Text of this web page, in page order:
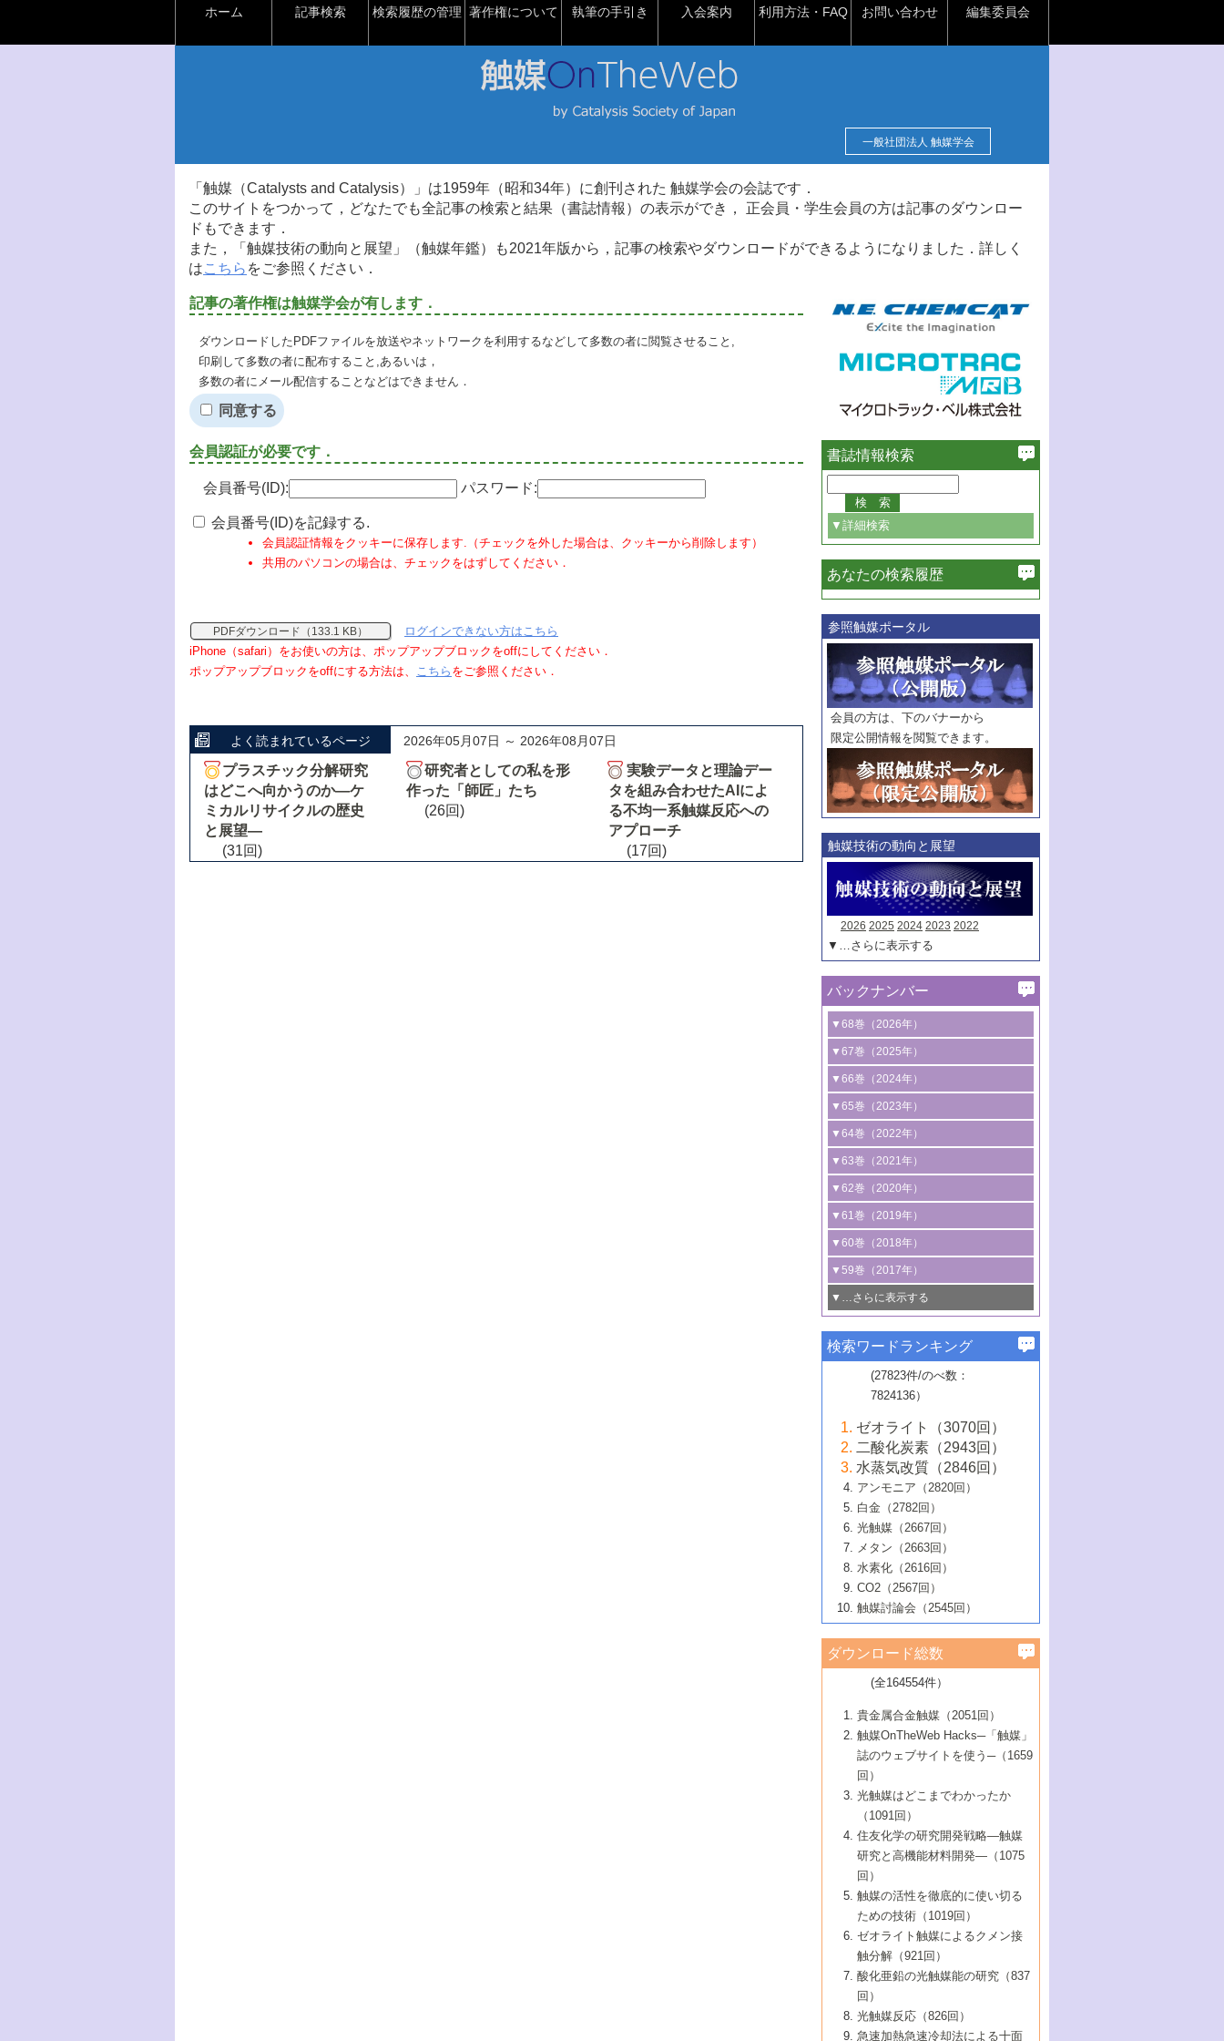
ホーム 記事検索 検索履歴の管理 著作権について 執筆の手引き 入会案内 利用方法・FAQ お問い合わせ 編集委員会
一般社団法人 触媒学会
「触媒（Catalysts and Catalysis）」は1959年（昭和34年）に創刊された 触媒学会の会誌です．
このサイトをつかって，どなたでも全記事の検索と結果（書誌情報）の表示ができ， 正会員・学生会員の方は記事のダウンロー
ドもできます．
また，「触媒技術の動向と展望」（触媒年鑑）も2021年版から，記事の検索やダウンロードができるようになりました．詳しく
はこちら をご参照ください．
記事の著作権は触媒学会が有します．
ダウンロードしたPDFファイルを放送やネットワークを利用するなどして多数の者に閲覧させること,
印刷して多数の者に配布すること,あるいは，
多数の者にメール配信することなどはできません．
同意する
会員認証が必要です．
会員番号(ID): パスワード:
会員番号(ID)を記録する.
会員認証情報をクッキーに保存します.（チェックを外した場合は、クッキーから削除します）
共用のパソコンの場合は、チェックをはずしてください．
PDFダウンロード（133.1 KB）
ログインできない方はこちら
iPhone（safari）をお使いの方は、ポップアップブロックをoffにしてください．
ポップアップブロックをoffにする方法は、 こちら をご参照ください．
よく読まれているページ 2026年05月07日 ～ 2026年08月07日
プラスチック分解研究
はどこへ向かうのか―ケ
ミカルリサイクルの歴史
と展望―
(31回)
研究者としての私を形
作った「師匠」たち
(26回)
実験データと理論デー
タを組み合わせたAIによ
る不均一系触媒反応への
アプローチ
(17回)
書誌情報検索
▼詳細検索
必ず含む
巻・号指定
巻
号
範囲指定
巻
号～
巻
号
触媒年鑑
年度
記事種別
マーク：
マークあり
あなたの検索履歴
参照触媒ポータル
会員の方は、下のバナーから
限定公開情報を閲覧できます。
触媒技術の動向と展望
2026 2025 2024 2023 2022
▼…さらに表示する
バックナンバー
▼68巻（2026年）
1号 過酸化水素合成に関する研究動向
2号 コンピューター技術により加速する
触媒開発
3号 有機分子変換やCO 資源化のための
光触媒に関する最近の研究
B号 第137回触媒討論会（2026年）
▼67巻（2025年）
1号 CO
水素化によるグリーン燃料/グリ
ーンケミカル製造
2号 水素製造のための水分解技術に関す
る最近の研究
3号 オレフィン系樹脂の精密合成に関す
る最新技術
4号 アルコール類の効率的変換を実現す
る非貴金属触媒の研究動向
5号 ゼオライトの合成と応用における研
究動向
6号 ヘテロ接合界面
B号 第135回触媒討論会（2025年）
▼66巻（2024年）
1号 低次元ナノ構造を有する触媒材料
2号 規制反応場を活用した固体触媒研究
の新展開
3号 未踏分子変換を目指した酸化触媒プ
ロセスの最前線
4号 シンクロトロン放射光および中性子
線を利用した触媒解析技術の最先端
5号 単原子触媒
6号 参照触媒委員会からのお知らせ
B号 第133回触媒討論会（2023年）
▼65巻（2023年）
1号 炭素が関わる触媒機能
2号 プラスチックケミカルリサイクルの
ための触媒技術
3号 非酸化物系金属化合物を基盤とした
触媒材料の開発
4号 格子酸素・格子酸素欠陥を利用した
触媒反応
5号 生体触媒によるエネルギー変換反応
6号 窒素とリンの循環のための触媒・機
能性材料
▼64巻（2022年）
1号 合成ガス製造とCOを用いるケミカル
ズ合成の最新動向
2号 化学品合成のための合金触媒開発
3号 CO の排出削減および有効活用のた
めの触媒技術
4号 若手による情報発信企画～とびたて
若き触媒の研究者たち～（1）
若き触媒の研究者たち～（2）
6号 石油のノーブル・ユースを志向した
触媒技術
大学：オンライン・対面開催）
▼63巻（2021年）
1号 金触媒の新展開
2号 ペロブスカイト
3号 特殊反応場を利用した触媒的分子変
換反応
4号 多孔質材料を用いた触媒の新展開
5号 情報学的手法を用いた触媒開発
6号 カーボンニュートラルに向けた電解
技術
B号 第127回触媒討論会（2021年・オン
ライン開催(Zoom)のみ）
▼62巻（2020年）
1号 触媒設計を拓く欠陥構造のキャラク
タリゼーション
2号 機能化学品製造に資するクリーンな
触媒的酸化反応
3号 水処理のための触媒化学
4号 光触媒を用いた水分解の最新の研究
動向
5号 次世代の触媒プロセスを支えるマイ
6号 メタン転換技術の最新動向
B号 第125回触媒討論会（2020年・工学
院大学）
▼61巻（2019年）
1号 物質移動制御に着目した触媒プロセ
ス開発
2号 CO2 フリー水素サプライチェーンに
関わる触媒開発動向
3号 精密高分子合成に関する最近の研究
動向
4号 バイオマス化成品製造のための触媒
5号 固体触媒による含窒素有機化合物変
換の最前線
6号 貴金属使用量低減に向けた自動車排
ガス浄化触媒の開発
B号 第123回触媒討論会（2019年・大阪
▼60巻（2018年）
1号 固体酸触媒の最新の研究動向
2号 二酸化炭素からの有用化学品合成
3号 ナノ粒子・クラスター触媒の最前線
4号 60周年記念企画
5号 進化するゼオライト合成技術
6号 非貴金属系触媒における電気化学的
B号 第121回触媒討論会（2018年・東京
大学）
▼59巻（2017年）
1号 いたるところに，触媒
最先端技術
3号 無機分離膜材料の開発と触媒反応プ
ロセスへの適用
5号 水素のふるまいを解き明かす最先端
研究
6号 低級アルカンの有効利用のための触
媒技術
B号 第119回触媒討論会（2017年・首都
大学東京）
▼…さらに表示する
1号 ユニークな構造の高分子を生み出す触
2号 リグニンからの化成品製造に向けた触
媒技術
3号 触媒研究の最先端～とびたて若き研究
者たち～（1）
4号 触媒研究の最先端～とびたて若き研究
者たち～（2）
5号 触媒研究の最先端～とびたて若き研究
者たち～（3）
6号 イオニクス材料と燃料電池・電解合成
の最新の研究動向
B号 第117回触媒討論会（2016年・大阪府
立大学）
▼57巻（2015年）
1号 水素キャリアにかかわる触媒技術の新
2号 石油精製用触媒の最近の進展
3号 固体酸化物形燃料電池（SOFC）におけ
るアノード触媒上での燃料直接改質技術
4号 コアシェル構造の制御による触媒機能
5号 工業触媒およびその周辺技術の最近の
進歩
6号 ナノシート
B号 第115回触媒討論会（2015年・成蹊大
▼56巻（2014年）
2号 光触媒反応機構に関する最新の研究動
向
開発動向
4号 人工光合成に向けた近年のアプローチ
5号 未利用熱エネルギーの有効活用に貢献
する触媒技術
6号 ポリオキソメタレート
B号 第113回触媒討論会（2014年・ロワジ
ールホテル豊橋）
1号 高耐久性燃料電池システム用触媒にお
ける新展開
2号 リビングラジカル重合の最近の動向
3号 天然ガスの化学工業的展開に関する触
媒技術
4号 貴金属触媒の精密構造制御とその活用
5号 バイオマス化成品製造のための固体触
6号 ナノ空間─吸着状態解析から新機能開拓
B号 第111回触媒討論会（2013年・関西大
▼54巻（2012年）
1号 規則性多孔体の利用技術における最近
の進歩
2号 第109回触媒討論会
3号 貴金属低減技術の最新動向
4号 貴金属代替技術の最新動向
5号 光触媒による物質変換反応の新展開
6号 グラフェン
7号 水素を利用する化成品合成の新潮流
▼53巻（2011年）
1号 金属学から見る合金触媒の新展開
2号 第107回触媒討論会
3号 触媒のその場観察法の進歩（１）
4号 触媒のその場観察法の進歩（２）
5号 不活性結合の触媒的活性化による有機
合成
6号 新しい固体酸触媒技術
7号 ゼオライト合成における最近の進歩
▼52巻（2010年）
1号 触媒の劣化対策と長寿命触媒開発
2号 第105回触媒討論会
3号 ナノ構造が拓く新機能
4号 活性サイトおよびその環境の精密な設
計による触媒の高機能化
5号 触媒を有効に使うための技術
7号 有機分子触媒による精密有機合成
8号 高機能化ポリオレフィンに向けた重合
触媒の最近の進展
1号 炭素材料－熱い注目を集める材料－
2号 第103回触媒討論会
3号 環境浄化用光触媒の現状と課題
4号 水素社会の実現に向けた水素製造・貯
蔵技術の進歩
5号 CO2が関わる触媒・材料
7号 持続可能社会実現のための触媒および
触媒関連技術
▼50巻（2008年）
1号 触媒化学と学会のこの10年，半世紀，
そして未来
2号 第101回触媒討論会
4号 錯体を利用したユニークな表面構造の
構築と機能
5号 若手会員による触媒研究の未来展望1：
企業編
6号 第102回触媒討論会
7号 触媒・化学反応における計算化学の進
8号 若手研究者による触媒研究の未来展望
2：大学・研究所編
▼49巻（2007年）
1号 含フッ素化合物の合成と触媒
2号 第99回触媒討論会
3号 実用的ファインケミカル合成プロセス
を実現する触媒
5号 こんな物質，あんな物質―新たな触媒
の可能性―
7号 『結晶の化学』を活かした触媒研究
8号 イオン液体の応用
▼48巻（2006年）
1号 固体酸触媒の最近の進歩
2号 第97回触媒討論会
3号 リビング重合触媒の最近の展開
5号 水素製造・貯蔵のための触媒技術の新
しい展開
6号 第98回触媒討論会
7号 基礎化学品製造の触媒技術
8号 多機能型リアクター
1号 最近の触媒担体とその効果
2号 第95回触媒討論会
4号 水分解用光触媒材料
5号 時間分解分光の進歩と応用
6号 第96回触媒討論会
8号 超臨界流体を用いた化学プロセスの新
▼46巻（2004年）
1号 部分酸化反応触媒の最前線
2号 第93回触媒討論会
3号 特殊エネルギー場の触媒反応
4号 生体内における金属の触媒作用
5号 ファインケミカルズの展開に寄与する
6号 第94回触媒討論会
7号 サブナノレベルでみた新しい表面現象
8号 オレフィン重合触媒の新たな展
▼45巻（2003年）
1号 なぜこの触媒が良いのか？
2号 第91回触媒討論会
3号 最近の自動車排ガス処理技術
4号 触媒研究の現状と将来─第90回触媒討論
5号 基礎化学品製造の触媒技術
6号 第92回触媒討論会
7号 基礎化学品製造の触媒技術
8号 資源の循環と触媒技術
▼44巻（2002年）
1号 高次制御された触媒の化学
2号 第89回触媒討論会
3号 触媒を利用した電気化学の新展開
4号 ナノ材料の調製と機能化
5号 こんな触媒が欲しい
6号 第90回触媒討論会
7号 触媒研究と学術雑誌/情報
8号 若い世代からみた触媒化学の現状と未
▼43巻（2001年）
1号 グリーンケミストリーと触媒
2号 第87回触媒討論会特集号
3号 生体触媒とバイオプロセス
4号 水素製造・利用の触媒化学
5号 触媒研究における新しい切り口：コン
ビナトリアルケミストリー
6号 第88回触媒討論会特集号
7号 企業における触媒研究のブレークスル
8号 この材料を触媒として使ってみません
▼42巻（2000年）
1号 触媒反応工学の明日を拓く
2号 第85回触媒討論会
3号 反応ダイナミクス
5号 触媒のおもしろさをどのように伝える
6号 第86回触媒討論会
7号 水素化精製触媒の新しい展開
8号 新しい反応性と機能性を目指した金属
クラスタ-化学
▼41巻（1999年）
1号 孔、穴、あな?-特異な空間とその利用-
2号 第83回触媒討論会
3号 均一系触媒反応最前線
4号 実用炭素材料の新展開
5号 研究の方法論を考える
7号 機能性金属材料と触媒
8号 触媒研究へのNMRの応用と展望
▼40巻（1998年）
進展と21世紀への提言/創立40周年記念・触
媒学会この10年の歩みとこれから/創立40周
2号 第81回触媒討論会
3号 計算機触媒化学へのさそい
4号 触媒劣化の制御と予測
5号 最新の実用プロセスと触媒
6号 第82回触媒討論会
1号 均一系と不均一系触媒反応-その特徴と
接点
2号 第79回触媒討論会
3号 最新NO除去触媒の実用化研究
4号 新しい反応場を目指した触媒調製
5号 反応・分離技術の新しい展開
6号 第80回触媒討論会
▼38巻（1996年）
1号 触媒の構造と触媒作用/C1化学を中心と
する21世紀への触媒
3号 オリンピックメダル:金・銀・銅はどん
な触媒作用を示すか
4号 触媒作用における機能の複合化
▼37巻（1995年）
1号 ファインケミカルズと固体触媒
2号 第75回触媒討論会
3号 希土類を利用した触媒
4号 触媒とリサイクル
5号 エネルギー変換触媒
▼36巻（1994年）
1号 電気化学と触媒
2号 第73回触媒討論会
3号 C4化学の展開
4号 《通常号》
▼35巻（1993年）
1号 工業触媒開発マニュアル―探索から工
業化まで
2号 第71回触媒討論会
▼34巻（1992年）
1号 インパクトを与えたこの研究
2号 第69回触媒討論会
▼33巻（1991年）
1号 触媒プロセス開発マニュアル―探索か
▼32巻（1990年）
検索ワードランキング
(27823件/のべ数：
7824136）
ゼオライト（3070回）
二酸化炭素（2943回）
水蒸気改質（2846回）
アンモニア（2820回）
白金（2782回）
光触媒（2667回）
メタン（2663回）
水素化（2616回）
CO2（2567回）
触媒討論会（2545回）
ダウンロード総数
(全164554件）
貴金属合金触媒（2051回）
触媒OnTheWeb Hacks─「触媒」
誌のウェブサイトを使う─（1659
回）
光触媒はどこまでわかったか
（1091回）
住友化学の研究開発戦略―触媒
研究と高機能材料開発―（1075
回）
触媒の活性を徹底的に使い切る
ための技術（1019回）
ゼオライト触媒によるクメン接
触分解（921回）
酸化亜鉛の光触媒能の研究（837
回）
光触媒反応（826回）
急速加熱急速冷却法による十面